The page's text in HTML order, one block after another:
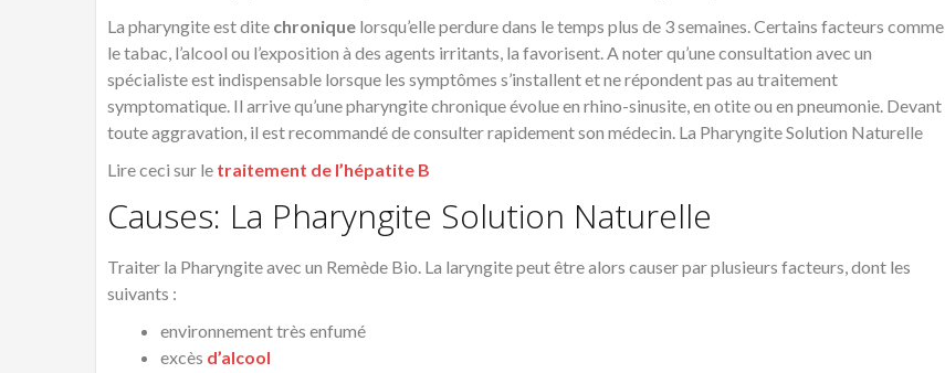
La pharyngite est dite chronique lorsqu’elle perdure dans le temps plus de 3 semaines. Certains facteurs comme
le tabac, l’alcool ou l’exposition à des agents irritants, la favorisent. A noter qu’une consultation avec un
spécialiste est indispensable lorsque les symptômes s’installent et ne répondent pas au traitement
symptomatique. Il arrive qu’une pharyngite chronique évolue en rhino-sinusite, en otite ou en pneumonie. Devant
toute aggravation, il est recommandé de consulter rapidement son médecin. La Pharyngite Solution Naturelle
Lire ceci sur le traitement de l’hépatite B
Causes: La Pharyngite Solution Naturelle
Traiter la Pharyngite avec un Remède Bio. La laryngite peut être alors causer par plusieurs facteurs, dont les
suivants :
environnement très enfumé
excès d’alcool